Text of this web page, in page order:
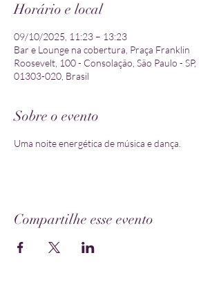
Horário e local
09/10/2025, 11:23 – 13:23
Bar e Lounge na cobertura, Praça Franklin
Roosevelt, 100 - Consolação, São Paulo - SP,
01303-020, Brasil
Sobre o evento
Uma noite energética de música e dança.
Compartilhe esse evento